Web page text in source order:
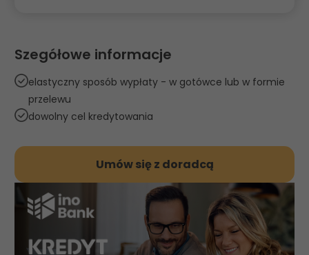
Szegółowe informacje
elastyczny sposób wypłaty - w gotówce lub w formie
przelewu
dowolny cel kredytowania
Umów się z doradcą